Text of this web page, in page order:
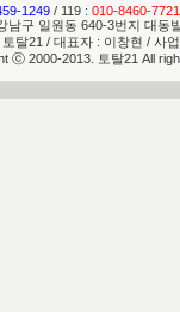
1249/ 119 : 010-8460-7721
남구 일원동 640-3번지 대동
탈21 / 대표자 : 이창현 / 사
ⓒ 2000-2013. 토탈21 All